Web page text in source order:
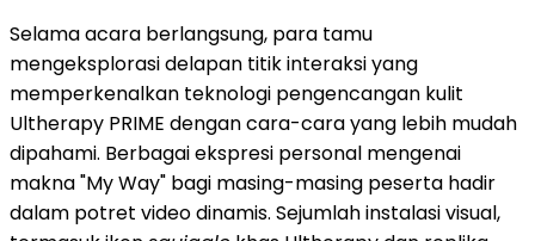
Selama acara berlangsung, para tamu
mengeksplorasi delapan titik interaksi yang
memperkenalkan teknologi pengencangan kulit
Ultherapy PRIME dengan cara-cara yang lebih mudah
dipahami. Berbagai ekspresi personal mengenai
makna "My Way" bagi masing-masing peserta hadir
dalam potret video dinamis. Sejumlah instalasi visual,